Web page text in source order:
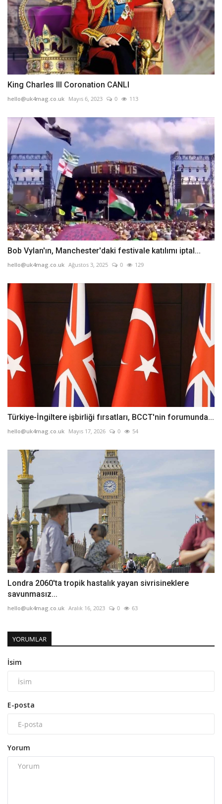
King Charles III Coronation CANLI
hello@uk4mag.co.uk Mayıs 6, 2023 0 113
Bob Vylan'ın, Manchester'daki festivale katılımı iptal...
hello@uk4mag.co.uk Ağustos 3, 2025 0 129
Türkiye-İngiltere işbirliği fırsatları, BCCT'nin forumunda...
hello@uk4mag.co.uk Mayıs 17, 2026 0 54
Londra 2060'ta tropik hastalık yayan sivrisineklere
savunmasız...
hello@uk4mag.co.uk Aralık 16, 2023 0 63
YORUMLAR
İsim
E-posta
Yorum